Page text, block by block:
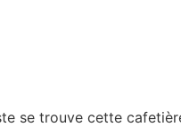
se trouve cette